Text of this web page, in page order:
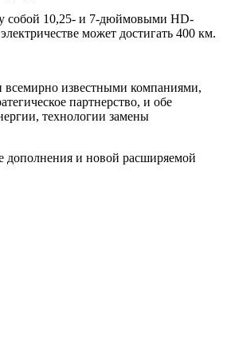
собой 10,25- и 7-дюймовыми HD-
может достигать 400 км.
известными компаниями,
партнерство, и обе
технологии замены
дополнения и новой расширяемой